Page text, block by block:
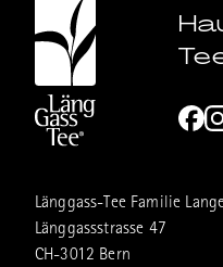
Länggass-Tee Familie
Länggassstrasse 47
CH-3012 Bern